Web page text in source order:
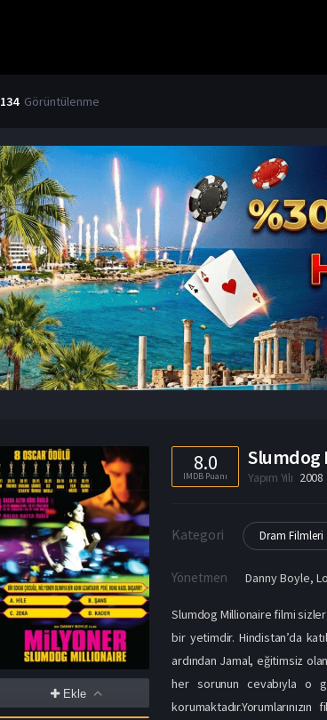
134 Görüntülenme
Ekle
8.0
IMDB Puanı
Slumdog
Yapım Yılı 2008
Kategori Dram Filmleri
Yönetmen Danny Boyle,
Slumdog Millionaire filmi
bir yetimdir. Hindistan’da
ardından Jamal, eğitimsiz
her sorunun cevabıyla o